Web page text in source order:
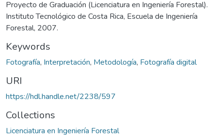
Proyecto de Graduación (Licenciatura en Ingeniería Forestal).
Instituto Tecnológico de Costa Rica, Escuela de Ingeniería
Forestal, 2007.
Keywords
Fotografía, Interpretación, Metodología, Fotografía digital
URI
https://hdl.handle.net/2238/597
Collections
Licenciatura en Ingeniería Forestal